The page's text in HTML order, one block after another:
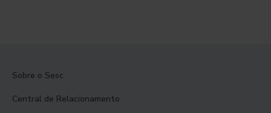
Sobre o Sesc
Central de Relacionamento